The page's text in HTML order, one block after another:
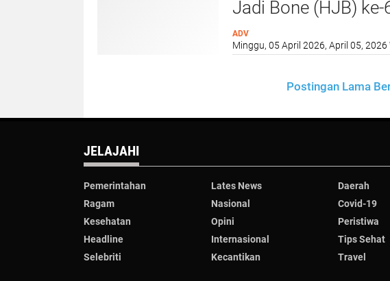
Jadi Bone (HJB)
Jabatan Bupati Bone
ADV
Minggu, 05 April 2026, April 05, 2026
Postingan Lama
JELAJAHI
Pemerintahan Lates News Daerah
Ragam
Nasional Covid-19
Kesehatan
Opini Peristiwa
Headline
Internasional Tips Sehat
Selebriti
Kecantikan Travel